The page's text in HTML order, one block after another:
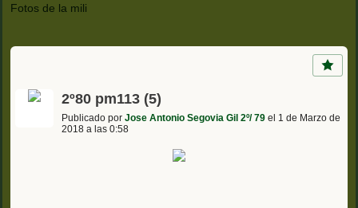
Fotos de la mili
2º80 pm113 (5)
Publicado por Jose Antonio Segovia Gil 2º/ 79 el 1 de Marzo de
2018 a las 0:58